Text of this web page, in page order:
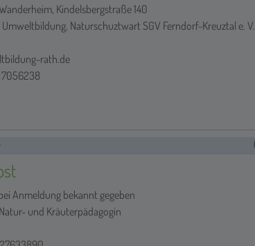
Kindelsbergstraße 140
Naturschuztwart SGV Ferndorf-Kreuztal e. V.
rath.de
7056238
Anmeldung bekannt gegeben
und Kräuterpädagogin